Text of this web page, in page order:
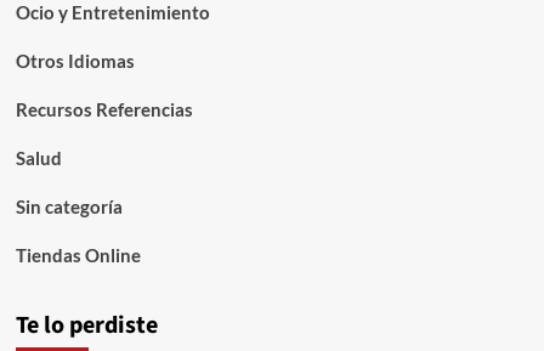
Ocio y Entretenimiento
Otros Idiomas
Recursos Referencias
Salud
Sin categoría
Tiendas Online
Te lo perdiste